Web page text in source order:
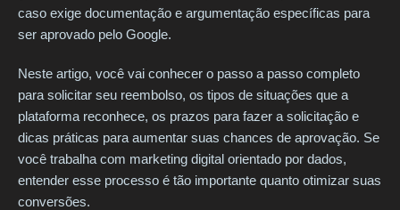
caso exige documentação e argumentação específicas para
ser aprovado pelo Google.
Neste artigo, você vai conhecer o passo a passo completo
para solicitar seu reembolso, os tipos de situações que a
plataforma reconhece, os prazos para fazer a solicitação e
dicas práticas para aumentar suas chances de aprovação. Se
você trabalha com marketing digital orientado por dados,
entender esse processo é tão importante quanto otimizar suas
conversões.